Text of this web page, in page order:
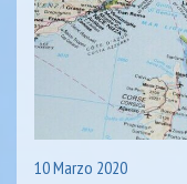
10 Marzo 2020